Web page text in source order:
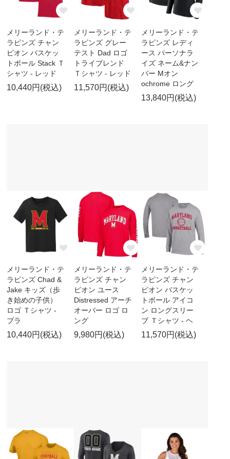
メリーランド・テ
ラピンズ チャン
ピオン バスケッ
トボール Stack Ｔ
シャツ - レッド
10,440円(税込)
メリーランド・テ
ラピンズ グレー
テスト Dad ロゴ
トライブレンド
Ｔシャツ - レッド
11,570円(税込)
メリーランド・テ
ラピンズ レディ
ース パーソナラ
イズ ネーム&ナン
バー Mオン
ochrome ロング
13,840円(税込)
メリーランド・テ
ラピンズ Chad &
Jake キッズ（歩
き始めの子供）
ロゴ Ｔシャツ -
ブラ
10,440円(税込)
メリーランド・テ
ラピンズ チャン
ピオン ユース
Distressed アーチ
オーバー ロゴ ロ
ング
9,980円(税込)
メリーランド・テ
ラピンズ チャン
ピオン バスケッ
トボール アイコ
ン ロングスリー
ブ Ｔシャツ - ヘ
11,570円(税込)